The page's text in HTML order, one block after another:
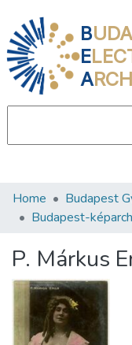
B
E
A
Communities &
Statistics
About us
Home Budapest
Budapest-
P. Márkus